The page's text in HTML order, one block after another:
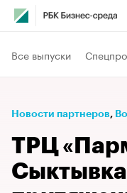
Все выпуски
Новости партнеров⁠,
ТРЦ